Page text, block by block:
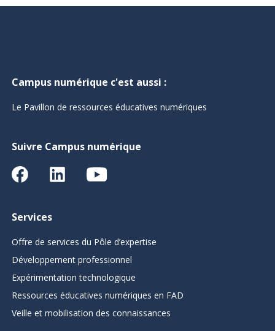
Campus numérique c'est aussi :
Le Pavillon de ressources éducatives numériques
Suivre Campus numérique
Services
Offre de services du Pôle d’expertise
Développement professionnel
Expérimentation technologique
Ressources éducatives numériques en FAD
Veille et mobilisation des connaissances